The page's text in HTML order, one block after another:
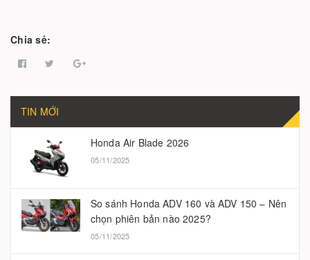
Chia sẻ:
TIN MỚI
Honda Air Blade 2026
05/11/2025
So sánh Honda ADV 160 và ADV 150 – Nên
chọn phiên bản nào 2025?
05/11/2025